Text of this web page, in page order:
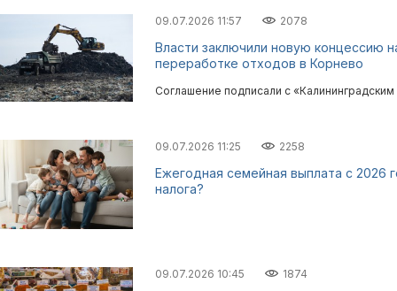
09.07.2026 11:57 2078
Власти заключили новую концессию
переработке отходов в Корнево
Соглашение подписали с
09.07.2026 11:25 2258
Ежегодная семейная выплата с 2026
налога?
09.07.2026 10:45 1874